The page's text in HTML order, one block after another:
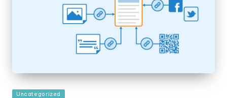
Posted
Uncategorized